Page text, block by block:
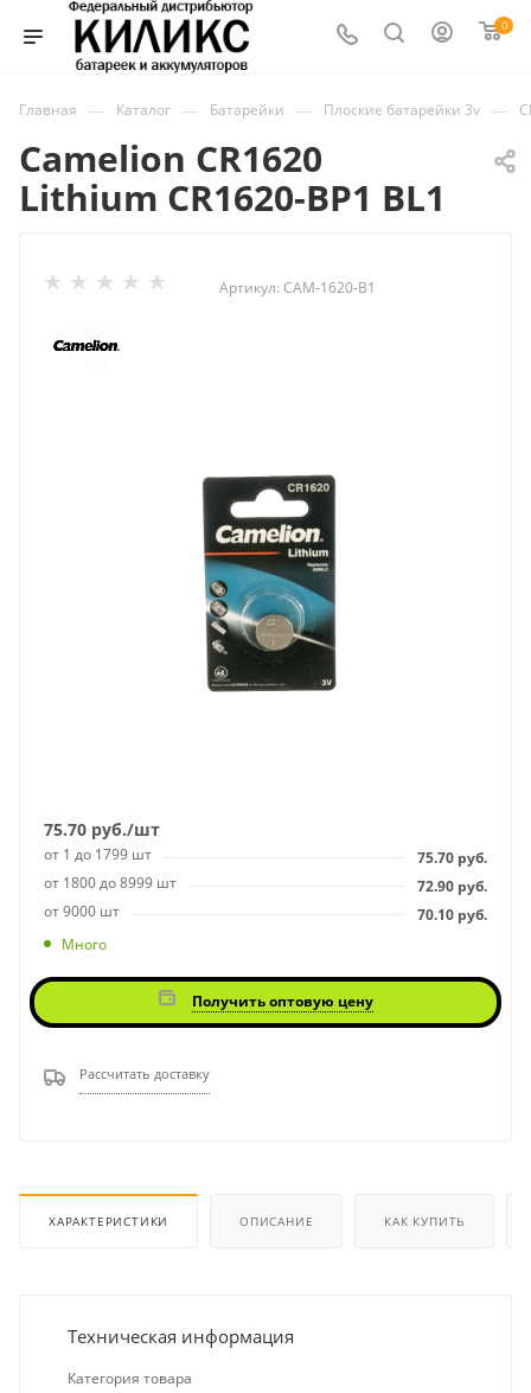
0
Главная — Каталог — Батарейки — Плоские батарейки 3v —
Camelion CR1620
Lithium CR1620-BP1 BL1
Артикул: CAM-1620-B1
75.70 руб./шт
от 1 до 1799 шт 75.70 руб.
от 1800 до 8999 шт
72.90 руб.
от 9000 шт
70.10 руб.
Много
Получить оптовую цену
Рассчитать доставку
ХАРАКТЕРИСТИКИ ОПИСАНИЕ КАК КУПИТЬ
Техническая информация
Категория товара